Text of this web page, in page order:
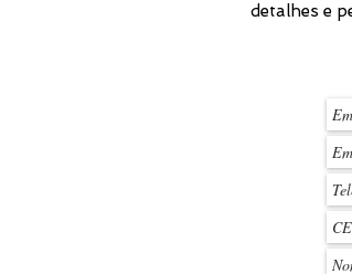
detalhes e